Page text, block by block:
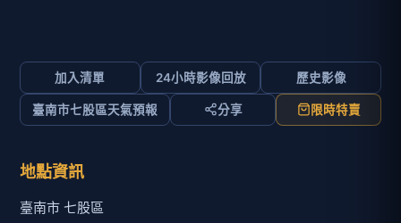
加入清單 24小時影像回放 歷史影像
臺南市七股區天氣預報 分享 限時特賣
地點資訊
臺南市 七股區